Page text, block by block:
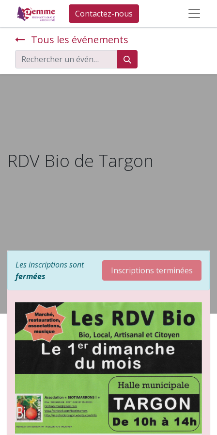
Contactez-nous
Tous les événements
RDV Bio de Targon
Les inscriptions sont
fermées
Inscriptions terminées